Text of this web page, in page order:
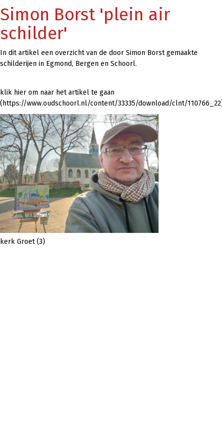
Simon Borst 'plein air
schilder'
In dit artikel een overzicht van de door Simon Borst gemaakte
schilderijen in Egmond, Bergen en Schoorl.
klik hier om naar het artikel te gaan
(https://www.oudschoorl.nl/content/33335/download/clnt/
kerk Groet (3)